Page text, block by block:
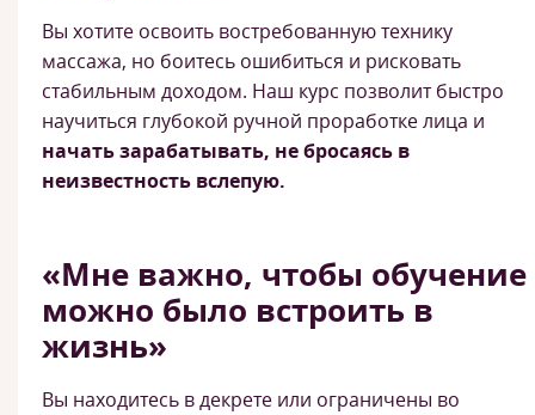
Вы хотите освоить востребованную технику
массажа, но боитесь ошибиться и рисковать
стабильным доходом. Наш курс позволит быстро
научиться глубокой ручной проработке лица и
начать зарабатывать, не бросаясь в
неизвестность вслепую.
«Мне важно, чтобы обучение
можно было встроить в
жизнь»
Вы находитесь в декрете или ограничены во